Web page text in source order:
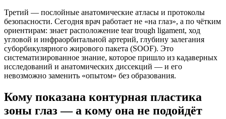
Третий — послойные анатомические атласы и протоколы
безопасности. Сегодня врач работает не «на глаз», а по чётким
ориентирам: знает расположение tear trough ligament, ход
угловой и инфраорбитальной артерий, глубину залегания
суборбикулярного жирового пакета (SOOF). Это
систематизированное знание, которое пришло из кадаверных
исследований и анатомических диссекций — и его
невозможно заменить «опытом» без образования.
Кому показана контурная пластика
зоны глаз — а кому она не подойдёт